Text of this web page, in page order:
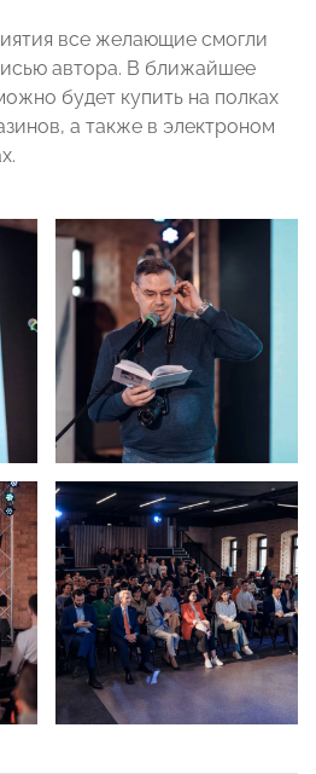
все желающие смогли
автора. В ближайшее
будет купить на полках
а также в электроном